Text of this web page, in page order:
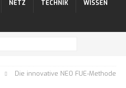
NETZ TECHNIK WISSEN
Die innovative NEO FUE-Methode